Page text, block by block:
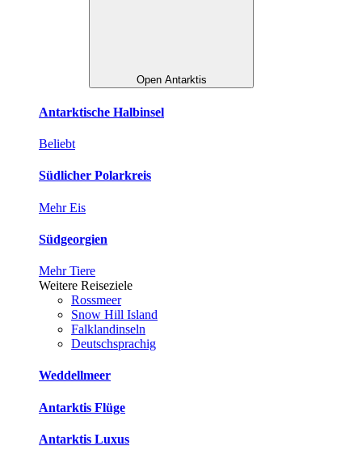
Open Antarktis
Antarktische Halbinsel
Beliebt
Südlicher Polarkreis
Mehr Eis
Südgeorgien
Mehr Tiere
Weitere Reiseziele
Rossmeer
Snow Hill Island
Falklandinseln
Deutschsprachig
Weddellmeer
Antarktis Flüge
Antarktis Luxus